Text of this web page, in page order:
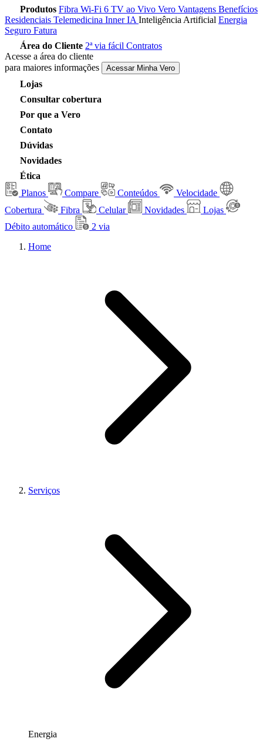
Produtos Fibra Wi-Fi 6 TV ao Vivo Vero Vantagens Benefícios
Residenciais Telemedicina Inner IA Inteligência Artificial Energia
Seguro Fatura
Área do Cliente 2ª via fácil Contratos
Acesse a área do cliente
para maiores informações
Acessar Minha Vero
Lojas
Consultar cobertura
Por que a Vero
Contato
Dúvidas
Novidades
Ética
Planos
Compare Conteúdos
Velocidade
Cobertura
Fibra Celular Novidades
Lojas
Débito automático
2 via
Home
Serviços
Energia